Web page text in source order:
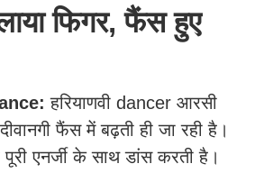
फिगर, फैंस हुए
हरियाणवी dancer आरसी
फैंस में बढ़ती ही जा रही है।
एनर्जी के साथ डांस करती है।